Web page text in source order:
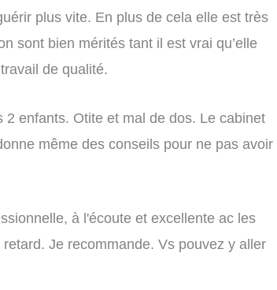
plus vite. En plus de cela elle est très
sont bien mérités tant il est vrai qu’elle
de qualité.
enfants. Otite et mal de dos. Le cabinet
même des conseils pour ne pas avoir
à l'écoute et excellente ac les
Je recommande. Vs pouvez y aller